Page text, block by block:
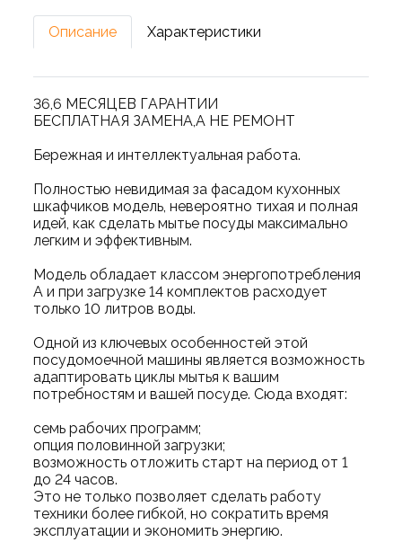
Описание Характеристики
36,6 МЕСЯЦЕВ ГАРАНТИИ
БЕСПЛАТНАЯ ЗАМЕНА,А НЕ РЕМОНТ
Бережная и интеллектуальная работа.
Полностью невидимая за фасадом кухонных
шкафчиков модель, невероятно тихая и полная
идей, как сделать мытье посуды максимально
легким и эффективным.
Модель обладает классом энергопотребления
А и при загрузке 14 комплектов расходует
только 10 литров воды.
Одной из ключевых особенностей этой
посудомоечной машины является возможность
адаптировать циклы мытья к вашим
потребностям и вашей посуде. Сюда входят:
семь рабочих программ;
опция половинной загрузки;
возможность отложить старт на период от 1
до 24 часов.
Это не только позволяет сделать работу
техники более гибкой, но сократить время
эксплуатации и экономить энергию.